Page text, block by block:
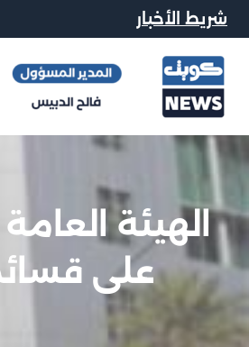
شريط الأخبار
الهيئة
على